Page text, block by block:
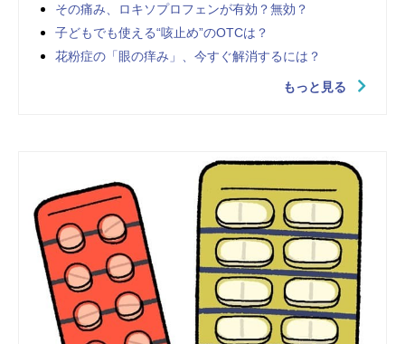
その痛み、ロキソプロフェンが有効？無効？
子どもでも使える“咳止め”のOTCは？
花粉症の「眼の痒み」、今すぐ解消するには？
もっと見る